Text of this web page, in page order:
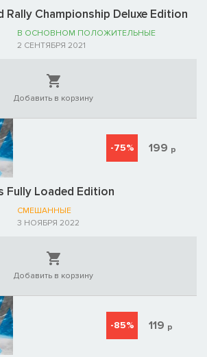
Rally Championship Deluxe Edition
В ОСНОВНОМ ПОЛОЖИТЕЛЬНЫЕ
2 СЕНТЯБРЯ 2021
Добавить в корзину
Fully Loaded Edition
СМЕШАННЫЕ
3 НОЯБРЯ 2022
-75% 199 р
Добавить в корзину
-85% 119 р